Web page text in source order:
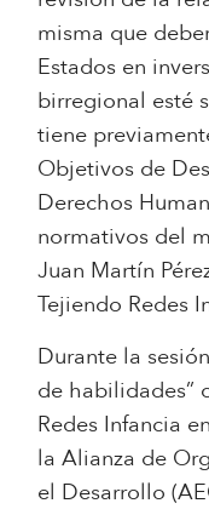
misma que
Estados en
birregional esté
tiene
Objetivos de
Derechos
normativos del
Juan Martín
Tejiendo Redes
Durante la
de habilidades”
Redes Infancia
la Alianza de
el Desarrollo